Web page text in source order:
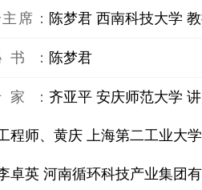
席： 陈梦君 西南科技大学
： 陈梦君
： 齐亚平 安庆师范大学
程师、黄庆 上海第二工业大
卓英 河南循环科技产业集团